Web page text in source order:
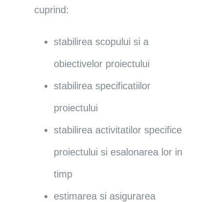
cuprind:
stabilirea scopului si a
obiectivelor proiectului
stabilirea specificatiilor
proiectului
stabilirea activitatilor specifice
proiectului si esalonarea lor in
timp
estimarea si asigurarea